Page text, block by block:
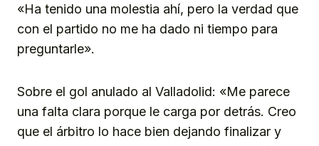
«Ha tenido una molestia ahí, pero la verdad que
con el partido no me ha dado ni tiempo para
preguntarle».
Sobre el gol anulado al Valladolid: «Me parece
una falta clara porque le carga por detrás. Creo
que el árbitro lo hace bien dejando finalizar y